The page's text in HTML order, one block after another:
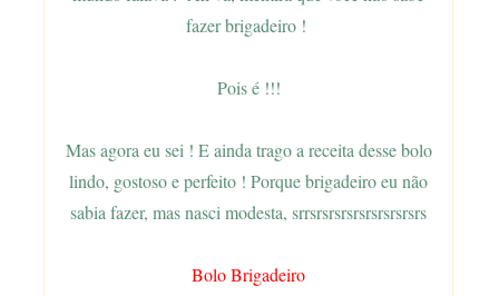
fazer brigadeiro !
Pois é !!!
Mas agora eu sei ! E ainda trago a receita desse bolo
lindo, gostoso e perfeito ! Porque brigadeiro eu não
sabia fazer, mas nasci modesta, srrsrsrsrsrsrsrsrsrsrs
Bolo Brigadeiro